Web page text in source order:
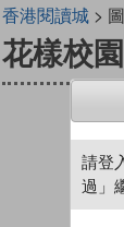
香港閱讀城>
花樣校園
請登
過」